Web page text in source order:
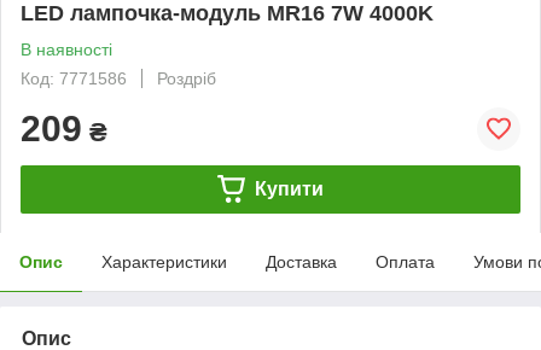
LED лампочка-модуль MR16 7W 4000K
В наявності
Код: 7771586
Роздріб
209 ₴
Купити
Опис Характеристики Доставка Оплата Умови
Опис